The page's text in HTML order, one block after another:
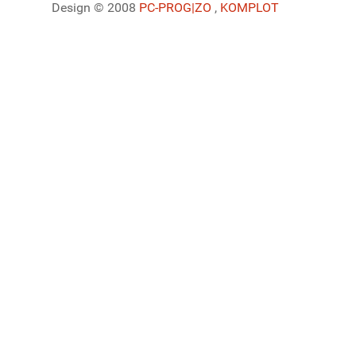
Design © 2008 PC-PROG|ZO , KOMPLOT